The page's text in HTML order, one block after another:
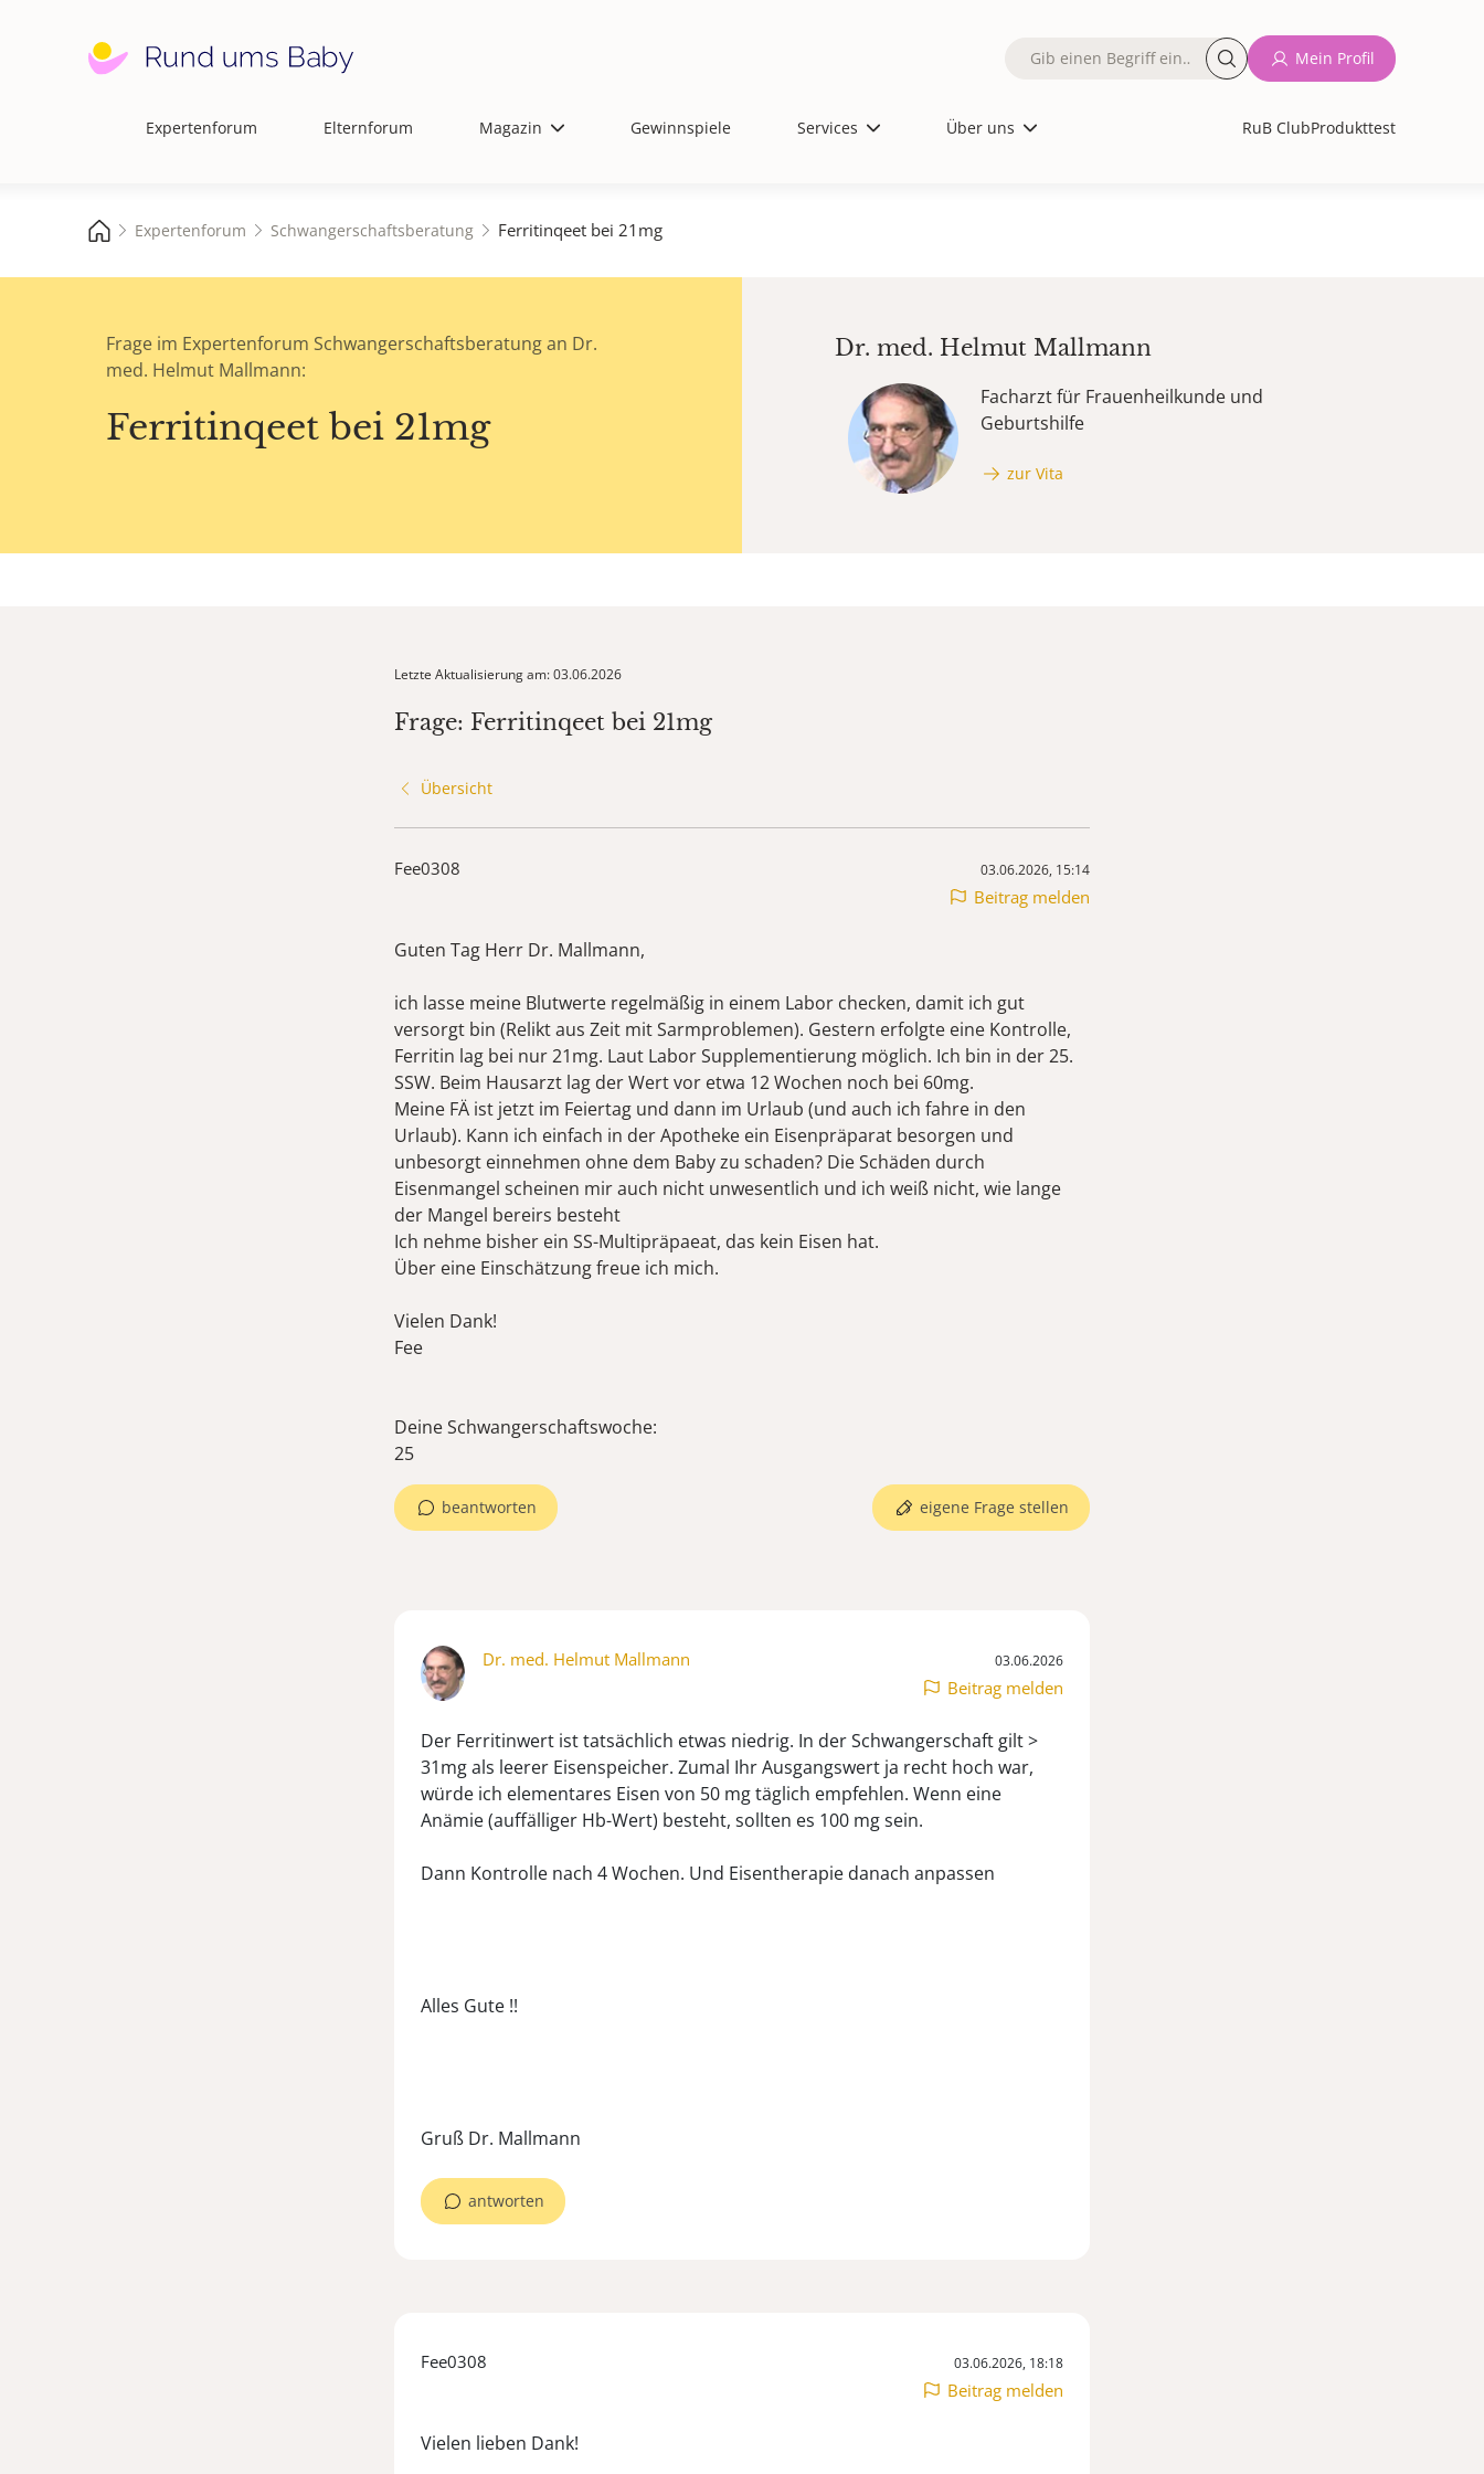
Hauptnavigation
Expertenforum Elternforum Magazin Gewinnspiele Services Über uns RuB ClubProdukttest
Fulltext
Mein Profil
Expertenforum Schwangerschaftsberatung Ferritinqeet bei 21mg
Frage im Expertenforum Schwangerschaftsberatung an Dr.
med. Helmut Mallmann:
Ferritinqeet bei 21mg
Dr. med. Helmut Mallmann
Facharzt für Frauenheilkunde und
Geburtshilfe
zur Vita
Letzte Aktualisierung am: 03.06.2026
Frage: Ferritinqeet bei 21mg
Übersicht
Fee0308 03.06.2026, 15:14
Beitrag melden
Guten Tag Herr Dr. Mallmann,
ich lasse meine Blutwerte regelmäßig in einem Labor checken, damit ich gut
versorgt bin (Relikt aus Zeit mit Sarmproblemen). Gestern erfolgte eine Kontrolle,
Ferritin lag bei nur 21mg. Laut Labor Supplementierung möglich. Ich bin in der 25.
SSW. Beim Hausarzt lag der Wert vor etwa 12 Wochen noch bei 60mg.
Meine FÄ ist jetzt im Feiertag und dann im Urlaub (und auch ich fahre in den
Urlaub). Kann ich einfach in der Apotheke ein Eisenpräparat besorgen und
unbesorgt einnehmen ohne dem Baby zu schaden? Die Schäden durch
Eisenmangel scheinen mir auch nicht unwesentlich und ich weiß nicht, wie lange
der Mangel bereirs besteht
Ich nehme bisher ein SS-Multipräpaeat, das kein Eisen hat.
Über eine Einschätzung freue ich mich.
Vielen Dank!
Fee
Deine Schwangerschaftswoche:
25
beantworten eigene Frage stellen
Dr. med. Helmut Mallmann 03.06.2026
Beitrag melden
Der Ferritinwert ist tatsächlich etwas niedrig. In der Schwangerschaft gilt >
31mg als leerer Eisenspeicher. Zumal Ihr Ausgangswert ja recht hoch war,
würde ich elementares Eisen von 50 mg täglich empfehlen. Wenn eine
Anämie (auffälliger Hb-Wert) besteht, sollten es 100 mg sein.
Dann Kontrolle nach 4 Wochen. Und Eisentherapie danach anpassen
Alles Gute !!
Gruß Dr. Mallmann
antworten
Fee0308 03.06.2026, 18:18
Beitrag melden
Vielen lieben Dank!